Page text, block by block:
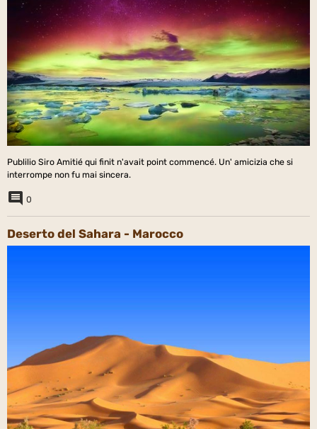
Publilio Siro Amitié qui finit n'avait point commencé. Un' amicizia che si
interrompe non fu mai sincera.
0
Deserto del Sahara - Marocco